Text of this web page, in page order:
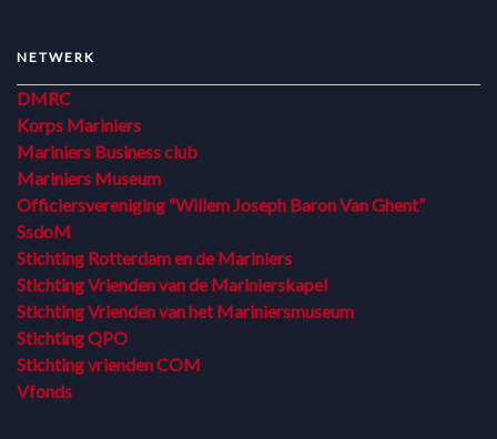
NETWERK
DMRC
Korps Mariniers
Mariniers Business club
Mariniers Museum
Officiersvereniging “Willem Joseph Baron Van Ghent”
SsdoM
Stichting Rotterdam en de Mariniers
Stichting Vrienden van de Marinierskapel
Stichting Vrienden van het Mariniersmuseum
Stichting QPO
Stichting vrienden COM
Vfonds